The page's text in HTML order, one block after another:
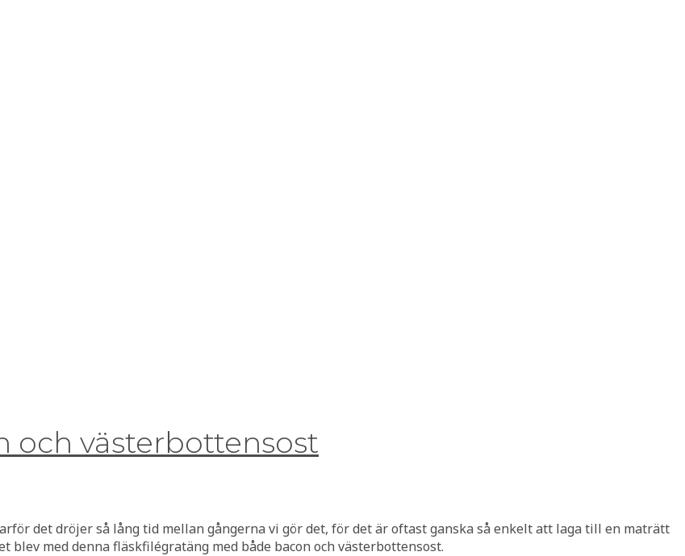
och västerbottensost
det dröjer så lång tid mellan gångerna vi gör det, för det är oftast ganska så enkelt att laga till en maträtt
med denna fläskfilégratäng med både bacon och västerbottensost.